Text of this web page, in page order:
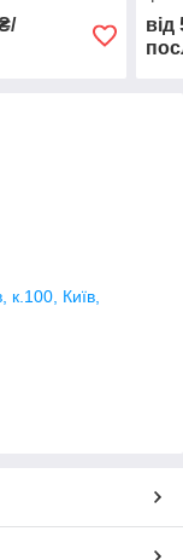
фасадної
від
к.100, Київ,